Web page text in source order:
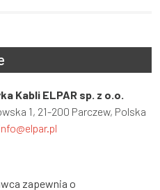
Kabli ELPAR sp. z o.o.
1, 21-200 Parczew, Polska
zapewnia o